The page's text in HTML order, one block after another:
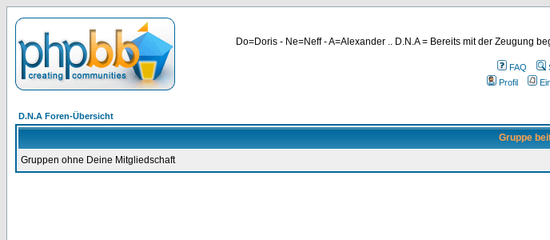
Do=Doris - Ne=Neff - A=Alexander .. D.N.A = Bereits mit der Zeugung
FAQ
Profil
D.N.A Foren-Übersicht
Gruppe
Gruppen ohne Deine Mitgliedschaft